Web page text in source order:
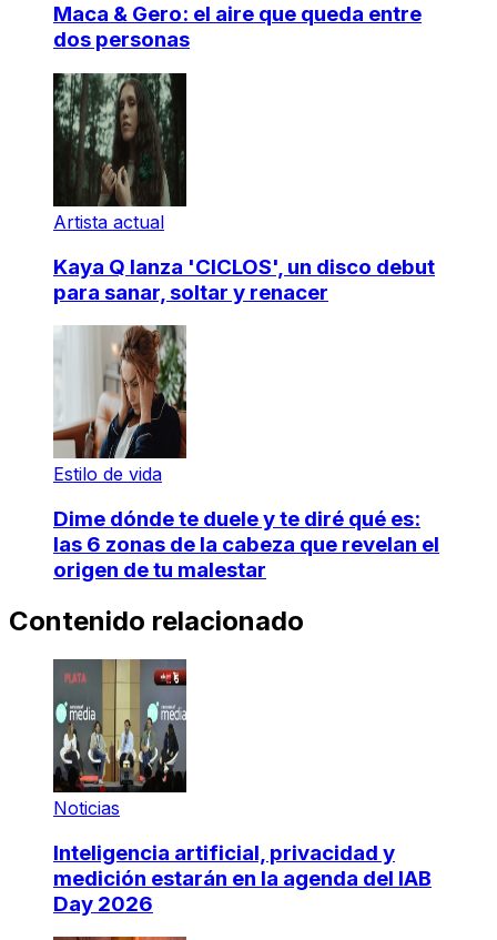
Maca & Gero: el aire que queda entre
dos personas
Artista actual
Kaya Q lanza 'CICLOS', un disco debut
para sanar, soltar y renacer
Estilo de vida
Dime dónde te duele y te diré qué es:
las 6 zonas de la cabeza que revelan el
origen de tu malestar
Contenido relacionado
Noticias
Inteligencia artificial, privacidad y
medición estarán en la agenda del IAB
Day 2026